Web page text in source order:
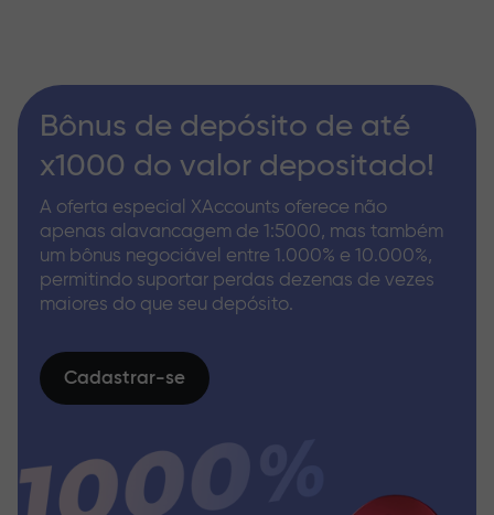
Bônus de depósito de até
x1000 do valor depositado!
A oferta especial XAccounts oferece não
apenas alavancagem de 1:5000, mas também
um bônus negociável entre 1.000% e 10.000%,
permitindo suportar perdas dezenas de vezes
maiores do que seu depósito.
Cadastrar-se